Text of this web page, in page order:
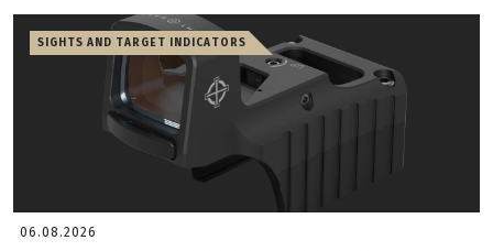
SIGHTS AND TARGET INDICATORS
06.08.2026